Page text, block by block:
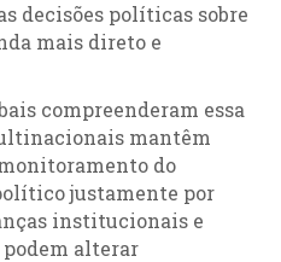
decisões políticas sobre
mais direto e
compreenderam essa
mantêm
do
justamente por
institucionais e
podem alterar